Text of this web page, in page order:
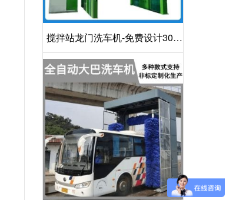
搅拌站龙门洗车机-免费设计30S
洁净方案[隆茂鑫晟]